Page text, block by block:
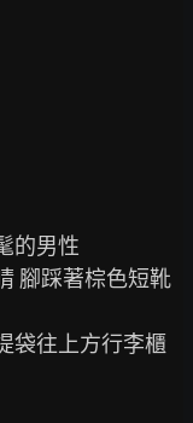
的男性
腳踩著棕色短靴
袋往上方行李櫃